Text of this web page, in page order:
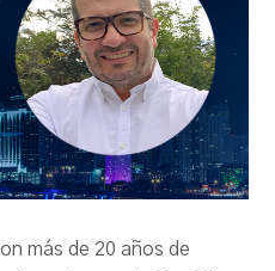
más de 20 años de